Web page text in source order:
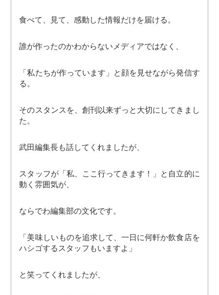
食べて、見て、感動した情報だけを届ける。
誰が作ったのかわからないメディアではなく、
「私たちが作っています」と顔を見せながら発信す
る。
そのスタンスを、創刊以来ずっと大切にしてきまし
た。
武田編集長も話してくれましたが、
スタッフが「私、ここ行ってきます！」と自立的に
動く雰囲気が、
ならでわ編集部の文化です。
「美味しいものを追求して、一日に何軒か飲食店を
ハシゴするスタッフもいますよ」
と笑ってくれましたが、